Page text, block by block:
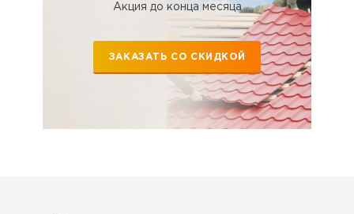
Акция до конца месяца
ЗАКАЗАТЬ СО СКИДКОЙ